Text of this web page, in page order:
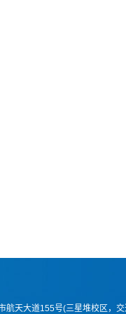
航天大道155号(三星堆校区，